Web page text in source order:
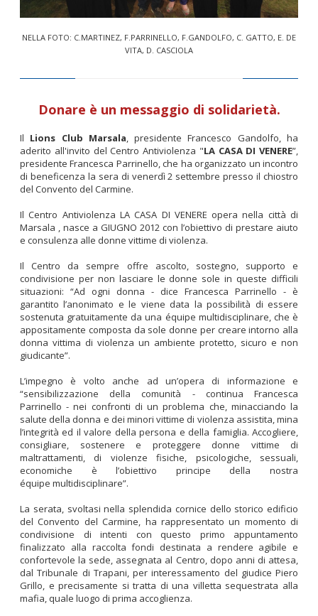
NELLA FOTO: C.MARTINEZ, F.PARRINELLO, F.GANDOLFO, C. GATTO, E. DE
VITA, D. CASCIOLA
Donare è un messaggio di solidarietà.
Il Lions Club Marsala , presidente Francesco Gandolfo, ha
aderito all'invito del Centro Antiviolenza "LA CASA DI VENERE”,
presidente Francesca Parrinello, che ha organizzato un incontro
di beneficenza la sera di venerdì 2 settembre presso il chiostro
del Convento del Carmine.
Il Centro Antiviolenza LA CASA DI VENERE opera nella città di
Marsala , nasce a GIUGNO 2012 con l’obiettivo di prestare aiuto
e consulenza alle donne vittime di violenza.
Il Centro da sempre offre ascolto, sostegno, supporto e
condivisione per non lasciare le donne sole in queste difficili
situazioni: “Ad ogni donna - dice Francesca Parrinello - è
garantito l’anonimato e le viene data la possibilità di essere
sostenuta gratuitamente da una équipe multidisciplinare, che è
appositamente composta da sole donne per creare intorno alla
donna vittima di violenza un ambiente protetto, sicuro e non
giudicante”.
L’impegno è volto anche ad un’opera di informazione e
“sensibilizzazione della comunità - continua Francesca
Parrinello - nei confronti di un problema che, minacciando la
salute della donna e dei minori vittime di violenza assistita, mina
l’integrità ed il valore della persona e della famiglia. Accogliere,
consigliare, sostenere e proteggere donne vittime di
maltrattamenti, di violenze fisiche, psicologiche, sessuali,
economiche è l’obiettivo principe della nostra
équipe multidisciplinare”.
La serata, svoltasi nella splendida cornice dello storico edificio
del Convento del Carmine, ha rappresentato un momento di
condivisione di intenti con questo primo appuntamento
finalizzato alla raccolta fondi destinata a rendere agibile e
confortevole la sede, assegnata al Centro, dopo anni di attesa,
dal Tribunale di Trapani, per interessamento del giudice Piero
Grillo, e precisamente si tratta di una villetta sequestrata alla
mafia, quale luogo di prima accoglienza.